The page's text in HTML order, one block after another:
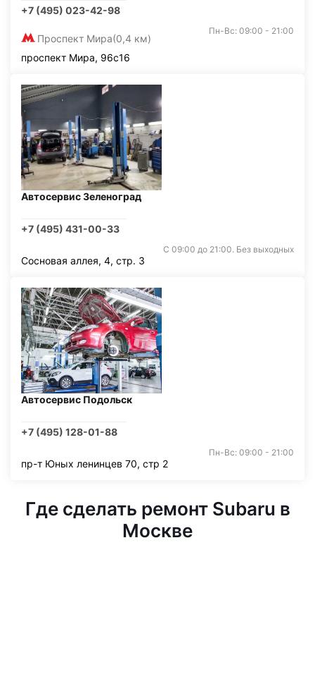
+7 (495) 023-42-98
Проспект Мира(0,4 км)
Пн-Вс: 09:00 - 21:00
проспект Мира, 96с16
Автосервис Зеленоград
+7 (495) 431-00-33
С 09:00 до 21:00. Без выходных
Сосновая аллея, 4, стр. 3
Автосервис Подольск
+7 (495) 128-01-88
Пн-Вс: 09:00 - 21:00
пр-т Юных ленинцев 70, стр 2
Где сделать ремонт Subaru в
Москве